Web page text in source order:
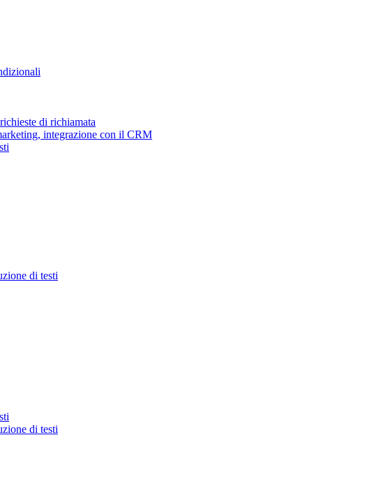
di richiamata
integrazione con il CRM
di testi
di testi